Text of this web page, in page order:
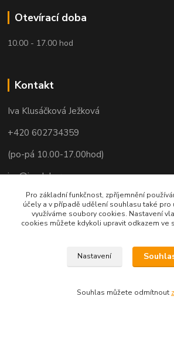
Otevírací doba
10.00 - 17.00 hod
Kontakt
Iva Klusáčková Ježková
+420 602734359
(po-pá 10.00-17.00hod)
iva@ivadekor.cz
Pro základní funkčnost, zpříjemnění
účely a v případě udělení souhlasu také pro
využíváme soubory cookies. Nastavení
cookies můžete kdykoli upravit odkazem ve
Nastavení
Souhlas můžete odmítnout